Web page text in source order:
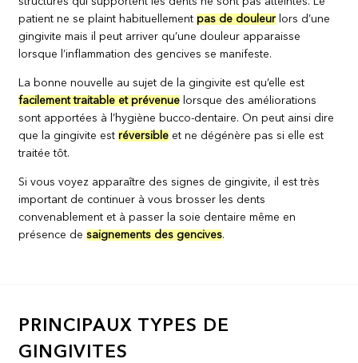
patient ne se plaint habituellementpas de douleurlors d’une
gingivite mais il peut arriver qu’une douleur apparaisse
lorsque l’inflammation des gencives se manifeste.
La bonne nouvelle au sujet de la gingivite est qu’elle est
facilement traitable et prévenue lorsque des améliorations
sont apportées à l’hygiène bucco-dentaire. On peut ainsi dire
que la gingivite estréversible et ne dégénère pas si elle est
traitée tôt.
Si vous voyez apparaître des signes de gingivite, il est très
important de continuer à vous brosser les dents
convenablement et à passer la soie dentaire même en
présence desaignements des gencives.
PRINCIPAUX TYPES DE
GINGIVITES